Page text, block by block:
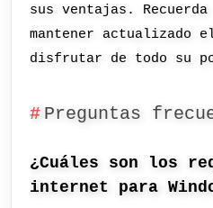
sus ventajas.
mantener actualizado
disfrutar de todo su
Preguntas
¿Cuáles son los
internet para